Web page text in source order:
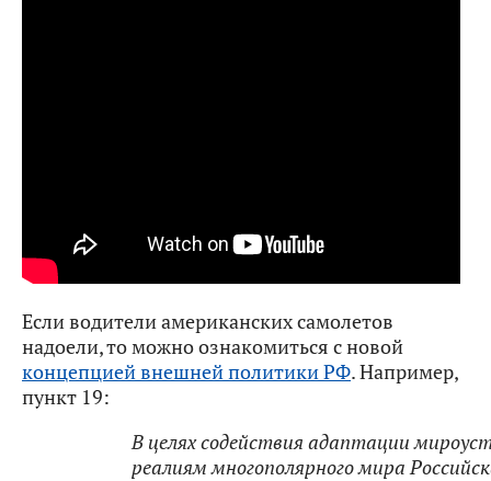
Если водители американских самолетов
надоели, то можно ознакомиться с новой
концепцией внешней политики РФ. Например,
пункт 19:
В целях содействия адаптации
реалиям многополярного мира